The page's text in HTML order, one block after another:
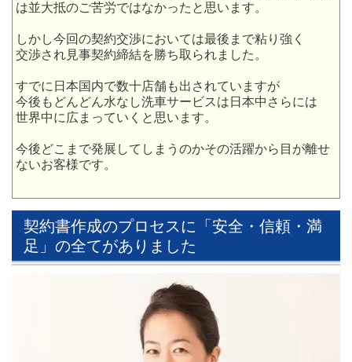
は並大抵のご苦労ではなかったと思います。
しかし今回の契約交渉においては最後まで粘り強く
交渉され見事契約締結を勝ち取られました。
すでに日本国内で数十店舗も出されていますが
今後もどんどん水なし洗車サービスは日本中さらには
世界中に広まっていくと思います。
今後どこまで発展してしまうのかその活躍から目が離せ
ないお客様です。
契約書作成のプロセスに「安全・信頼・満
足」の全てがありました